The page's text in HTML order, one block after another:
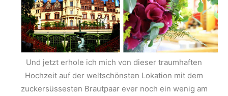
Und jetzt erhole ich mich von dieser traumhaften
Hochzeit auf der weltschönsten Lokation mit dem
zuckersüssesten Brautpaar ever noch ein wenig am